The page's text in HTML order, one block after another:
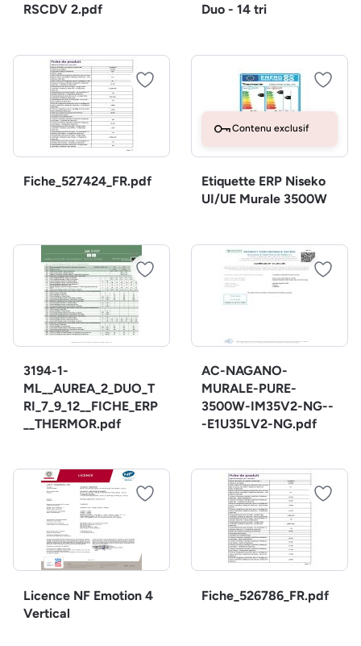
RSCDV 2.pdf
Duo - 14 tri
Fiche_527424_FR.pdf
Contenu exclusif
Etiquette ERP Niseko
UI/UE Murale 3500W
3194-1-
ML__AUREA_2_DUO_T
RI_7_9_12__FICHE_ERP
__THERMOR.pdf
AC-NAGANO-
MURALE-PURE-
3500W-IM35V2-NG--
-E1U35LV2-NG.pdf
Licence NF Emotion 4
Vertical
Fiche_526786_FR.pdf